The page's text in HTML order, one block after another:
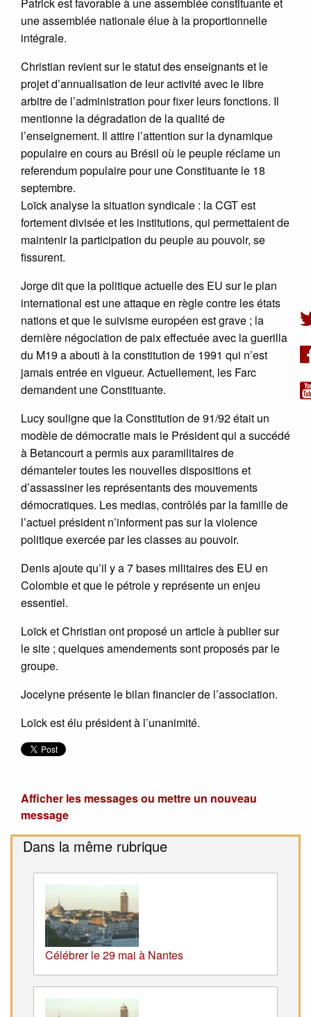
une assemblée nationale élue à la proportionnelle
intégrale.
Christian revient sur le statut des enseignants et le
projet d’annualisation de leur activité avec le libre
arbitre de l’administration pour fixer leurs fonctions. Il
mentionne la dégradation de la qualité de
l’enseignement. Il attire l’attention sur la dynamique
populaire en cours au Brésil où le peuple réclame un
referendum populaire pour une Constituante le 18
septembre.
Loïck analyse la situation syndicale : la CGT est
fortement divisée et les institutions, qui permettaient de
maintenir la participation du peuple au pouvoir, se
fissurent.
Jorge dit que la politique actuelle des EU sur le plan
international est une attaque en règle contre les états
nations et que le suivisme européen est grave ; la
dernière négociation de paix effectuée avec la guerilla
du M19 a abouti à la constitution de 1991 qui n’est
jamais entrée en vigueur. Actuellement, les Farc
demandent une Constituante.
Lucy souligne que la Constitution de 91/92 était un
modèle de démocratie mais le Président qui a succédé
à Betancourt a permis aux paramilitaires de
démanteler toutes les nouvelles dispositions et
d’assassiner les représentants des mouvements
démocratiques. Les medias, contrôlés par la famille de
l’actuel président n’informent pas sur la violence
politique exercée par les classes au pouvoir.
Denis ajoute qu’il y a 7 bases militaires des EU en
Colombie et que le pétrole y représente un enjeu
essentiel.
Loïck et Christian ont proposé un article à publier sur
le site ; quelques amendements sont proposés par le
groupe.
Jocelyne présente le bilan financier de l’association.
Loïck est élu président à l’unanimité.
Afficher les messages ou mettre un nouveau
message
Dans la même rubrique
Célébrer le 29 mai à Nantes